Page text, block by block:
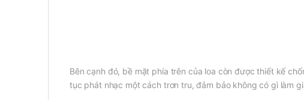
Bên cạnh đó, bề mặt phía trên của loa còn được thiết kế
tục phát nhạc một cách trơn tru, đảm bảo không có gì làm